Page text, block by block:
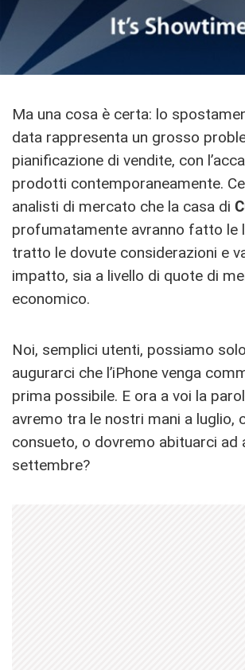
Ma una cosa è certa: lo
data rappresenta un grosso
pianificazione di vendite, con
prodotti contemporaneamente.
analisti di mercato che la casa di
profumatamente avranno fatto le
tratto le dovute considerazioni e
impatto, sia a livello di quote di
economico.
Noi, semplici utenti, possiamo
augurarci che l’iPhone venga
prima possibile. E ora a voi la
avremo tra le nostri mani a luglio,
consueto, o dovremo abituarci ad
settembre?